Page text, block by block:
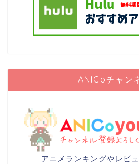
ANICoチャン
アニメランキングやレビ